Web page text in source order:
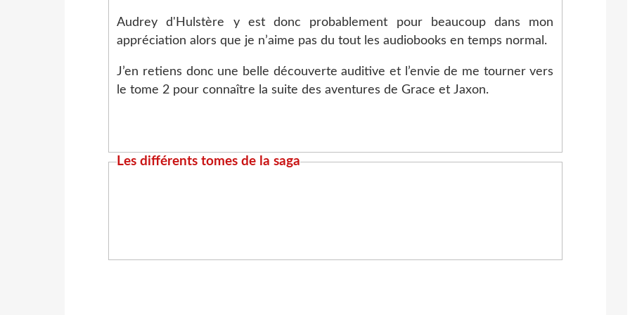
Audrey d'Hulstère y est donc probablement pour beaucoup dans mon
appréciation alors que je n’aime pas du tout les audiobooks en temps normal.
J’en retiens donc une belle découverte auditive et l’envie de me tourner vers
le tome 2 pour connaître la suite des aventures de Grace et Jaxon.
Les différents tomes de la saga